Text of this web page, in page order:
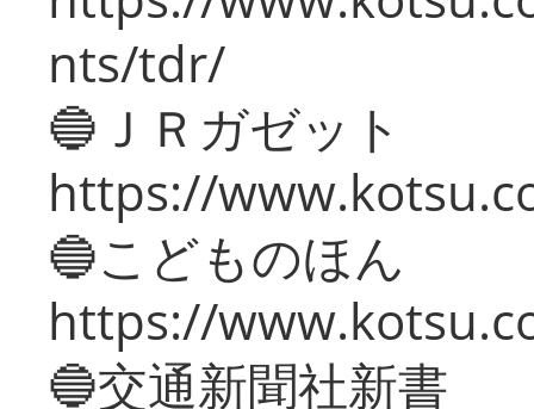
nts/tdr/
🔵ＪＲガゼット
https://
🔵こどものほん
https://
🔵交通新聞社新書